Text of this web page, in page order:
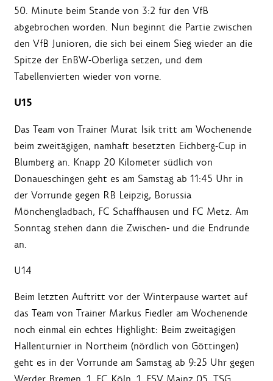
50. Minute beim Stande von 3:2 für den VfB
abgebrochen worden. Nun beginnt die Partie zwischen
den VfB Junioren, die sich bei einem Sieg wieder an die
Spitze der EnBW-Oberliga setzen, und dem
Tabellenvierten wieder von vorne.
U15
Das Team von Trainer Murat Isik tritt am Wochenende
beim zweitägigen, namhaft besetzten Eichberg-Cup in
Blumberg an. Knapp 20 Kilometer südlich von
Donaueschingen geht es am Samstag ab 11:45 Uhr in
der Vorrunde gegen RB Leipzig, Borussia
Mönchengladbach, FC Schaffhausen und FC Metz. Am
Sonntag stehen dann die Zwischen- und die Endrunde
an.
U14
Beim letzten Auftritt vor der Winterpause wartet auf
das Team von Trainer Markus Fiedler am Wochenende
noch einmal ein echtes Highlight: Beim zweitägigen
Hallenturnier in Northeim (nördlich von Göttingen)
geht es in der Vorrunde am Samstag ab 9:25 Uhr gegen